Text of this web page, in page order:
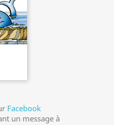
Facebook
un message à